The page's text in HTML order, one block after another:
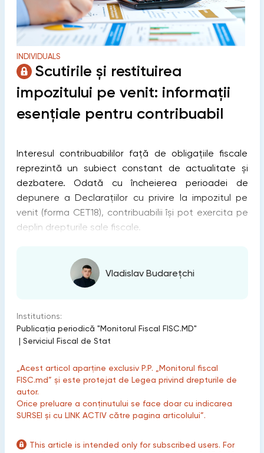
INDIVIDUALS
Scutirile și restituirea
impozitului pe venit: informații
esențiale pentru contribuabil
Interesul contribuabililor față de obligațiile fiscale
reprezintă un subiect constant de actualitate și
dezbatere. Odată cu încheierea perioadei de
depunere a Declarațiilor cu privire la impozitul pe
venit (forma CET18), contribuabilii își pot exercita pe
deplin drepturile sale fiscale.
Vladislav Budarețchi
Institutions:
Publicaţia periodică "Monitorul Fiscal FISC.MD"
| Serviciul Fiscal de Stat
„Acest articol aparține exclusiv P.P. „Monitorul fiscal
FISC.md” și este protejat de Legea privind drepturile de
autor.
Orice preluare a conținutului se face doar cu indicarea
SURSEI și cu LINK ACTIV către pagina articolului”.
This article is intended only for subscribed users. For